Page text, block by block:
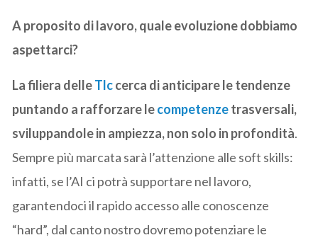
A proposito di lavoro, quale evoluzione dobbiamo
aspettarci?
La filiera delleTlccerca di anticipare le tendenze
puntando a rafforzare lecompetenzetrasversali,
sviluppandole in ampiezza, non solo in profondità.
Sempre più marcata sarà l’attenzione alle soft skills:
infatti, se l’AI ci potrà supportare nel lavoro,
garantendoci il rapido accesso alle conoscenze
“hard”, dal canto nostro dovremo potenziare le